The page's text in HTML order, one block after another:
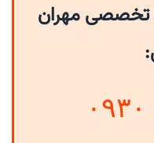
تخصصی مهران